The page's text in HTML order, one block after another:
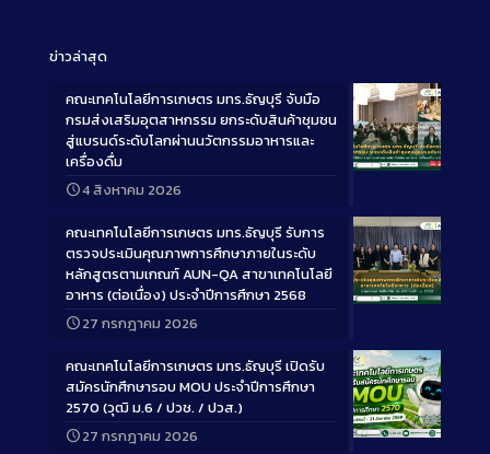
ข่าวล่าสุด
Long
คณะเทคโนโลยีการเกษตร มทร.ธัญบุรี จับมือ
กรมส่งเสริมอุตสาหกรรม ยกระดับสินค้าชุมชน
สู่แบรนด์ระดับโลกผ่านนวัตกรรมอาหารและ
เครื่องดื่ม
4 สิงหาคม 2026
Long
คณะเทคโนโลยีการเกษตร มทร.ธัญบุรี รับการ
ตรวจประเมินคุณภาพการศึกษาภายในระดับ
หลักสูตรตามเกณฑ์ AUN-QA สาขาเทคโนโลยี
อาหาร (ต่อเนื่อง) ประจำปีการศึกษา 2568
27 กรกฎาคม 2026
Long
คณะเทคโนโลยีการเกษตร มทร.ธัญบุรี เปิดรับ
สมัครนักศึกษารอบ MOU ประจำปีการศึกษา
2570 (วุฒิ ม.6 / ปวช. / ปวส.)
27 กรกฎาคม 2026